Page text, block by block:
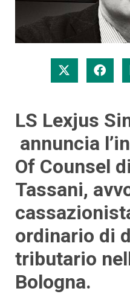
LS Lexjus
annuncia
Of Counsel
Tassani,
ordinario di
tributario
Bologna.